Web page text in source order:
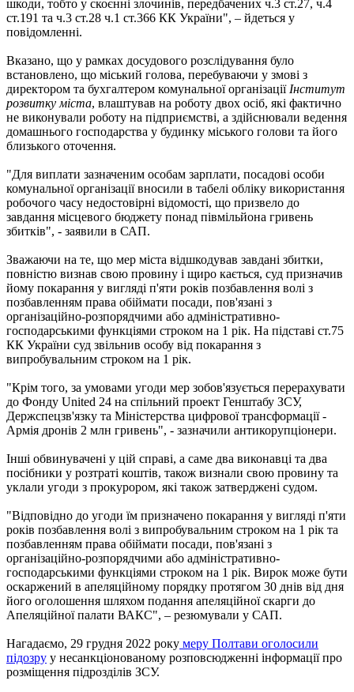
шкоди, тобто у скоєнні злочинів, передбачених ч.3 ст.27, ч.4
ст.191 та ч.3 ст.28 ч.1 ст.366 КК України", – йдеться у
повідомленні.
Вказано, що у рамках досудового розслідування було
встановлено, що міський голова, перебуваючи у змові з
директором та бухгалтером комунальної організації Інститут
розвитку міста, влаштував на роботу двох осіб, які фактично
не виконували роботу на підприємстві, а здійснювали ведення
домашнього господарства у будинку міського голови та його
близького оточення.
"Для виплати зазначеним особам зарплати, посадові особи
комунальної організації вносили в табелі обліку використання
робочого часу недостовірні відомості, що призвело до
завдання місцевого бюджету понад півмільйона гривень
збитків", - заявили в САП.
Зважаючи на те, що мер міста відшкодував завдані збитки,
повністю визнав свою провину і щиро кається, суд призначив
йому покарання у вигляді п'яти років позбавлення волі з
позбавленням права обіймати посади, пов'язані з
організаційно-розпорядчими або адміністративно-
господарськими функціями строком на 1 рік. На підставі ст.75
КК України суд звільнив особу від покарання з
випробувальним строком на 1 рік.
"Крім того, за умовами угоди мер зобов'язується перерахувати
до Фонду United 24 на спільний проект Генштабу ЗСУ,
Держспецзв'язку та Міністерства цифрової трансформації -
Армія дронів 2 млн гривень", - зазначили антикорупціонери.
Інші обвинувачені у цій справі, а саме два виконавці та два
посібники у розтраті коштів, також визнали свою провину та
уклали угоди з прокурором, які також затверджені судом.
"Відповідно до угоди їм призначено покарання у вигляді п'яти
років позбавлення волі з випробувальним строком на 1 рік та
позбавленням права обіймати посади, пов'язані з
організаційно-розпорядчими або адміністративно-
господарськими функціями строком на 1 рік. Вирок може бути
оскаржений в апеляційному порядку протягом 30 днів від дня
його оголошення шляхом подання апеляційної скарги до
Апеляційної палати ВАКС", – резюмували у САП.
Нагадаємо, 29 грудня 2022 року меру Полтави оголосили
підозру у несанкціонованому розповсюдженні інформації про
розміщення підрозділів ЗСУ.